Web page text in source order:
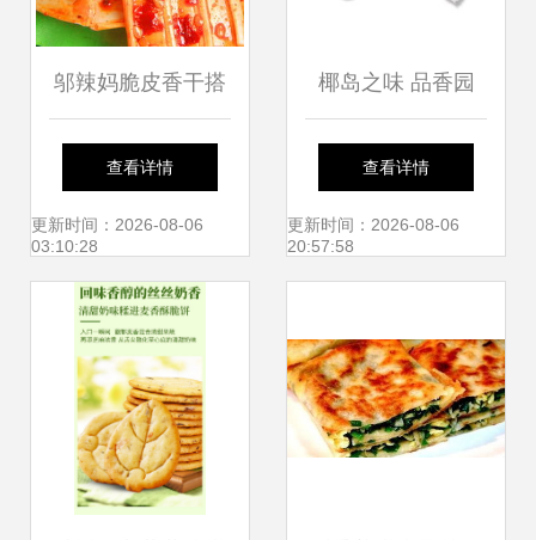
邬辣妈脆皮香干搭
配香酱饼 居家零食
新组合推荐
查看详情
更新时间：2026-08-06
03:10:28
椰岛之味 品香园
220克椰子糕与香
酱饼的醇美宴
查看详情
更新时间：2026-08-06
20:57:58